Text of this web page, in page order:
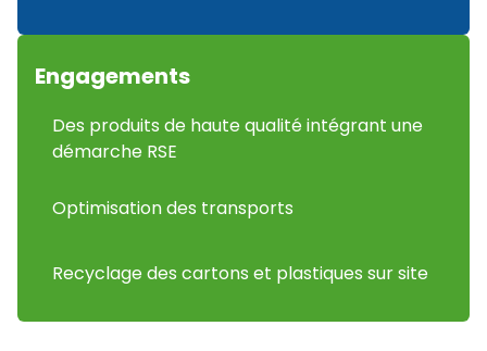
Engagements
Des produits de haute qualité intégrant une
démarche RSE
Optimisation des transports
Recyclage des cartons et plastiques sur site